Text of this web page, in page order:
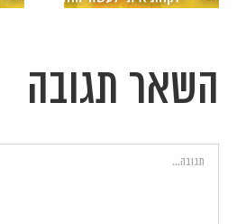
השאר תגובה
הערה